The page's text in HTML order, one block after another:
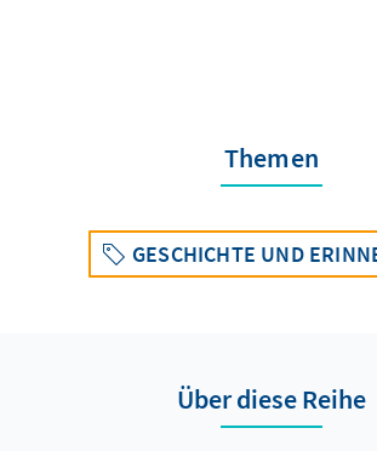
Themen
GESCHICHTE UND
Über diese Reihe